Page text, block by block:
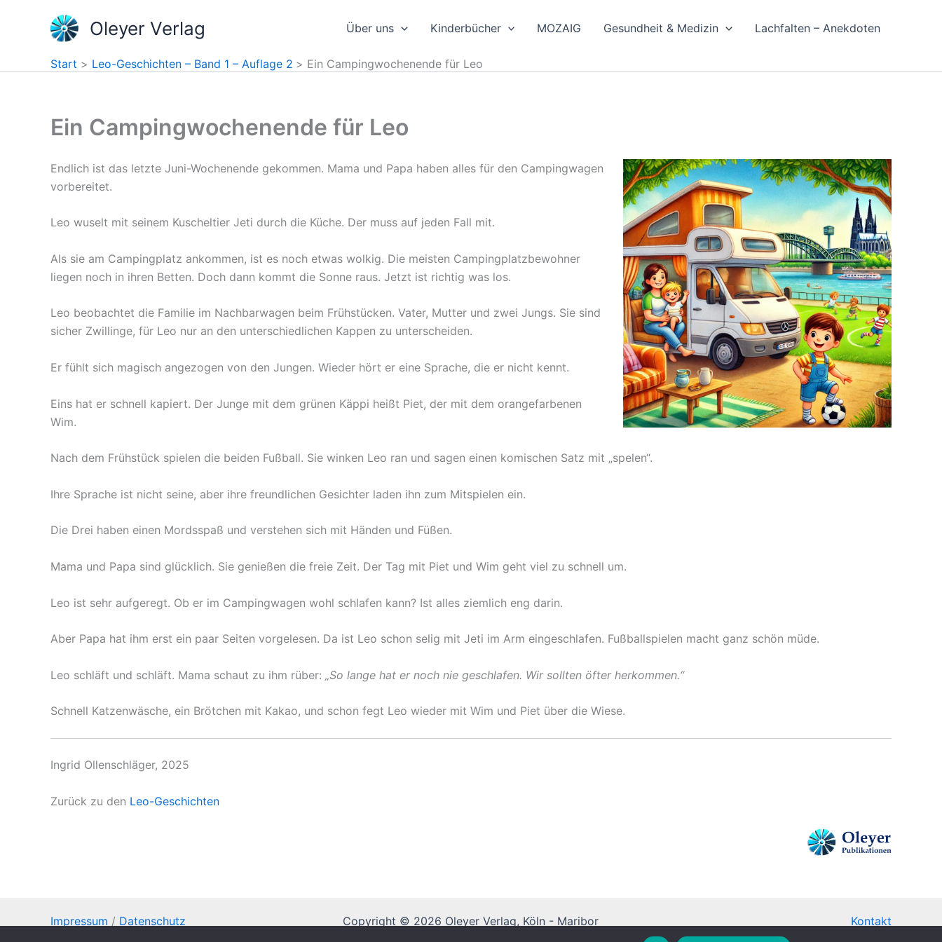
Oleyer Verlag Über uns Kinderbücher MOZAIG Gesundheit & Medizin Lachfalten – Anekdoten
Start Leo-Geschichten – Band 1 – Auflage 2 Ein Campingwochenende für Leo
Ein Campingwochenende für Leo
Endlich ist das letzte Juni-Wochenende gekommen. Mama und Papa haben alles für den Campingwagen
vorbereitet.
Leo wuselt mit seinem Kuscheltier Jeti durch die Küche. Der muss auf jeden Fall mit.
Als sie am Campingplatz ankommen, ist es noch etwas wolkig. Die meisten Campingplatzbewohner
liegen noch in ihren Betten. Doch dann kommt die Sonne raus. Jetzt ist richtig was los.
Leo beobachtet die Familie im Nachbarwagen beim Frühstücken. Vater, Mutter und zwei Jungs. Sie sind
sicher Zwillinge, für Leo nur an den unterschiedlichen Kappen zu unterscheiden.
Er fühlt sich magisch angezogen von den Jungen. Wieder hört er eine Sprache, die er nicht kennt.
Eins hat er schnell kapiert. Der Junge mit dem grünen Käppi heißt Piet, der mit dem orangefarbenen
Wim.
Nach dem Frühstück spielen die beiden Fußball. Sie winken Leo ran und sagen einen komischen Satz mit „spelen“.
Ihre Sprache ist nicht seine, aber ihre freundlichen Gesichter laden ihn zum Mitspielen ein.
Die Drei haben einen Mordsspaß und verstehen sich mit Händen und Füßen.
Mama und Papa sind glücklich. Sie genießen die freie Zeit. Der Tag mit Piet und Wim geht viel zu schnell um.
Leo ist sehr aufgeregt. Ob er im Campingwagen wohl schlafen kann? Ist alles ziemlich eng darin.
Aber Papa hat ihm erst ein paar Seiten vorgelesen. Da ist Leo schon selig mit Jeti im Arm eingeschlafen. Fußballspielen macht ganz schön müde.
Leo schläft und schläft. Mama schaut zu ihm rüber: „So lange hat er noch nie geschlafen. Wir sollten öfter herkommen.“
Schnell Katzenwäsche, ein Brötchen mit Kakao, und schon fegt Leo wieder mit Wim und Piet über die Wiese.
Ingrid Ollenschläger, 2025
Zurück zu den Leo-Geschichten
Impressum / Datenschutz Copyright © 2026 Oleyer Verlag, Köln - Maribor Kontakt